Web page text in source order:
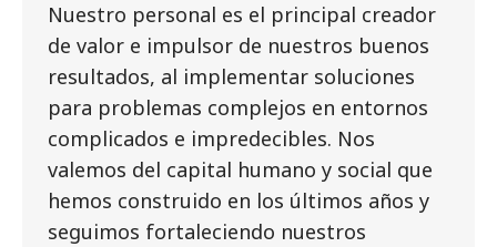
Nuestro personal es el principal creador
de valor e impulsor de nuestros buenos
resultados, al implementar soluciones
para problemas complejos en entornos
complicados e impredecibles. Nos
valemos del capital humano y social que
hemos construido en los últimos años y
seguimos fortaleciendo nuestros